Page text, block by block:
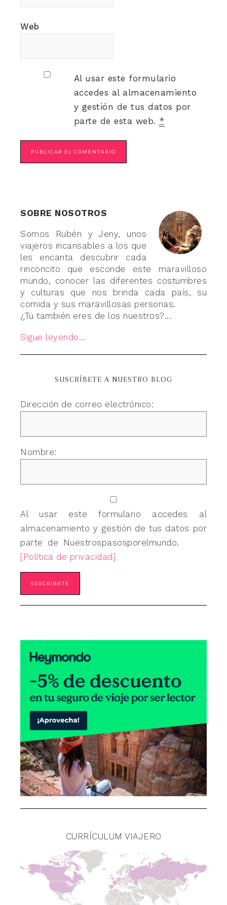
Web
Al usar este formulario
accedes al almacenamiento
y gestión de tus datos por
parte de esta web. *
SOBRE NOSOTROS
Somos Rubén y Jeny, unos
viajeros incansables a los que
les encanta descubrir cada
rinconcito que esconde este maravilloso
mundo, conocer las diferentes costumbres
y culturas que nos brinda cada país, su
comida y sus maravillosas personas.
¿Tú también eres de los nuestros?...
Sigue leyendo...
SUSCRÍBETE A NUESTRO BLOG
Dirección de correo electrónico:
Nombre:
Al usar este formulario accedes al
almacenamiento y gestión de tus datos por
parte de Nuestrospasosporelmundo.
[Política de privacidad]
CURRÍCULUM VIAJERO